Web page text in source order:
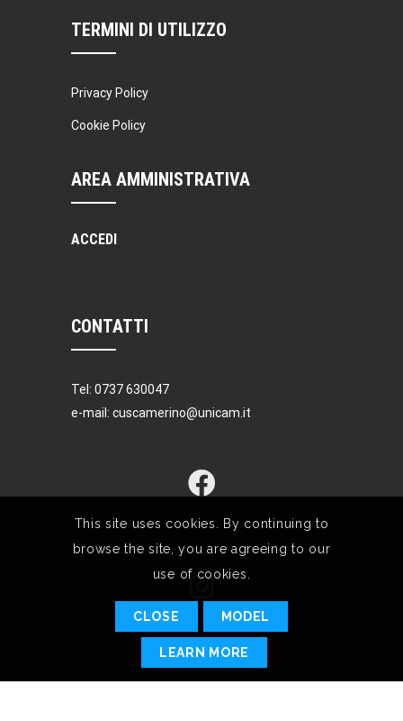
TERMINI DI UTILIZZO
Privacy Policy
Cookie Policy
AREA AMMINISTRATIVA
ACCEDI
CONTATTI
Tel: 0737 630047
e-mail: cuscamerino@unicam.it
This site uses cookies. By continuing to
browse the site, you are agreeing to our
use of cookies.
CLOSE MODEL
LEARN MORE